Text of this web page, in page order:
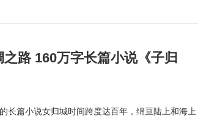
路 160万字长篇小说《子归
篇小说女归城时间跨度达百年，绵亘陆上和海上